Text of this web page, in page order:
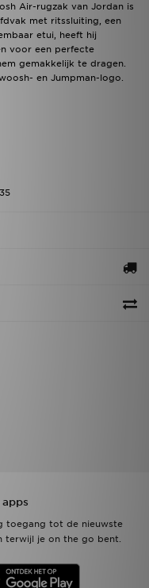
Air-rugzak van Jordan is
met ritssluiting, een
etui, heeft hij
voor een perfecte
gemakkelijk te dragen.
en Jumpman-logo.
toegang tot de nieuwste
terwijl je on the go bent.